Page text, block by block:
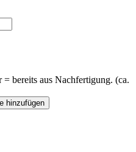
bereits aus Nachfertigung. (ca.